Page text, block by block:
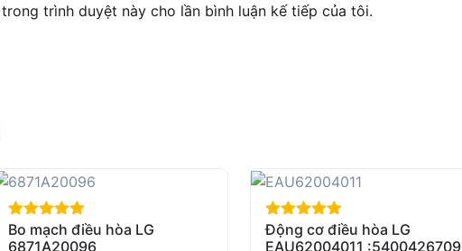
trình duyệt này cho lần bình luận kế tiếp của tôi.
out of 5
Bo mạch điều hòa LG
6871A20096
out of 5
Động cơ điều hòa LG
EAU62004011 :5400426709